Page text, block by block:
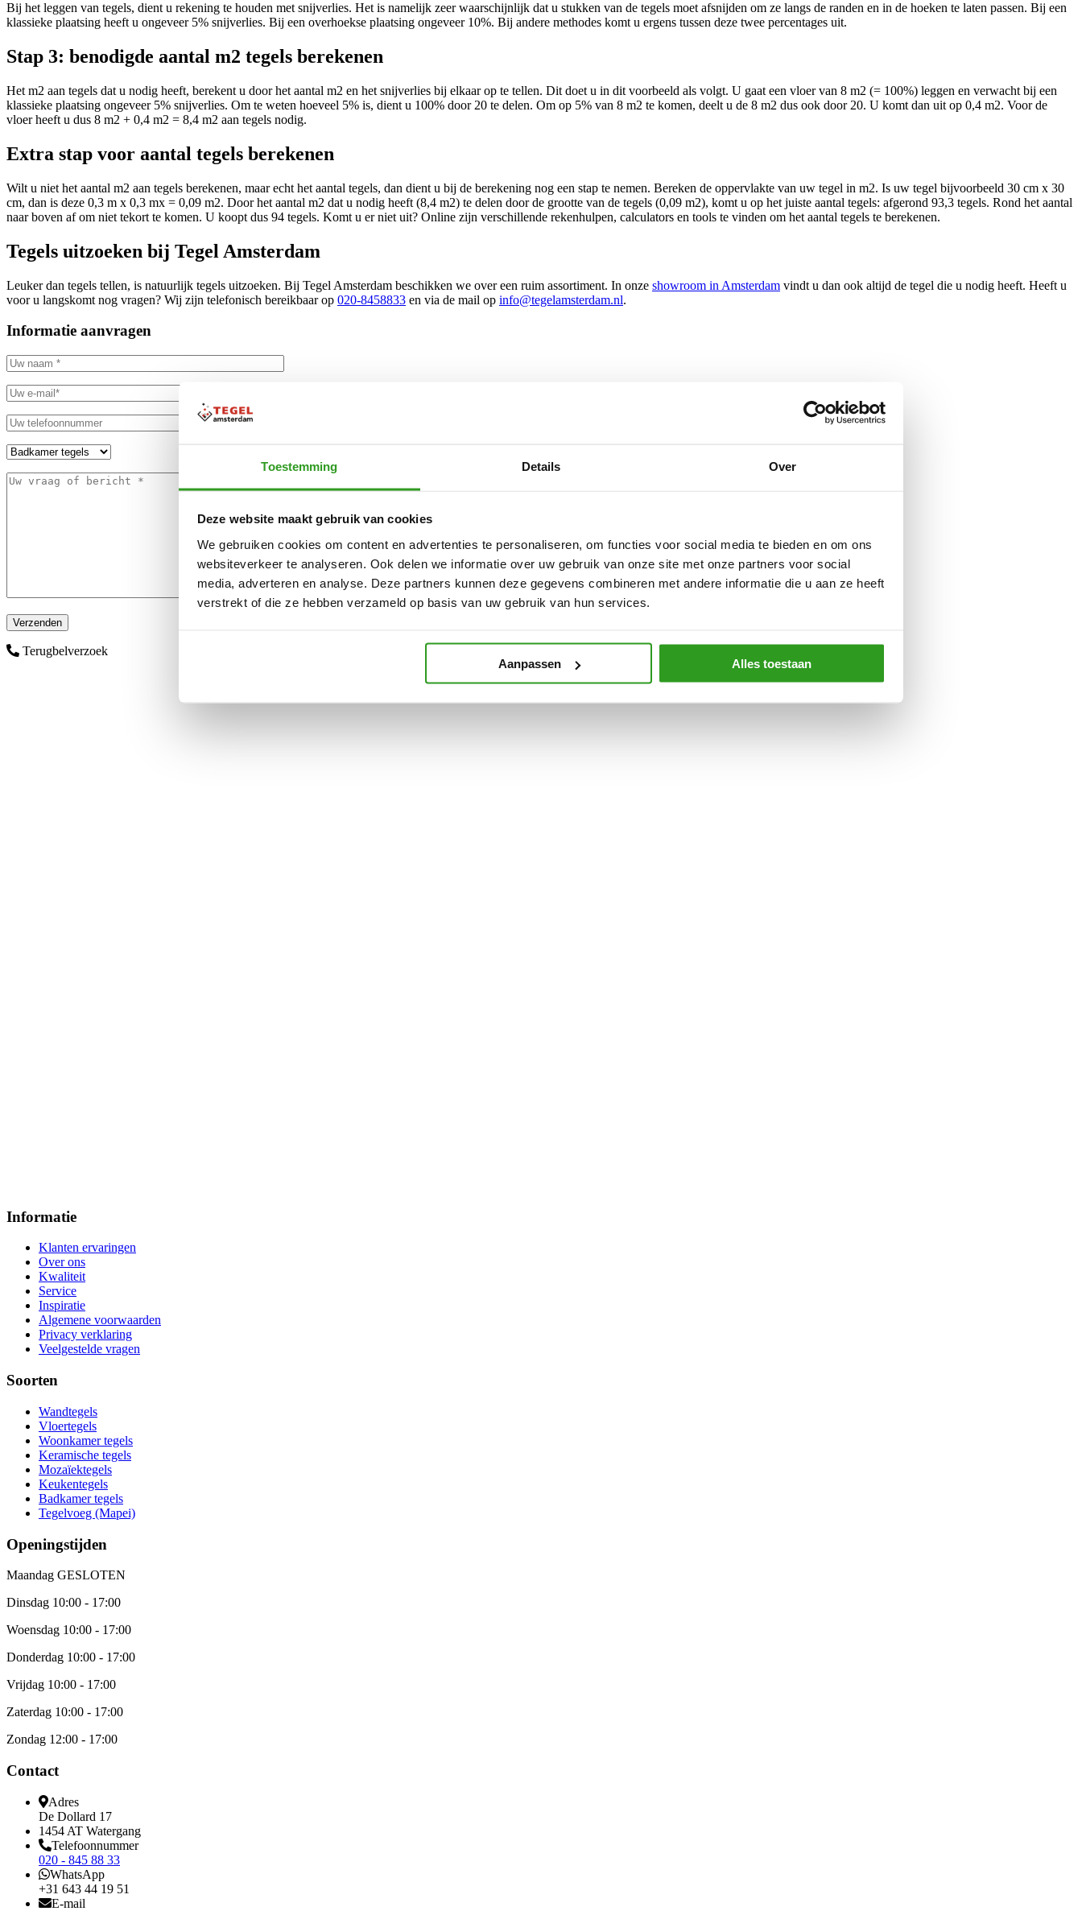
Toestemming Details Over
Deze website maakt gebruik van cookies
We gebruiken cookies om content en advertenties te personaliseren, om functies voor social media te bieden en om ons
websiteverkeer te analyseren. Ook delen we informatie over uw gebruik van onze site met onze partners voor social
media, adverteren en analyse. Deze partners kunnen deze gegevens combineren met andere informatie die u aan ze heeft
verstrekt of die ze hebben verzameld op basis van uw gebruik van hun services.
Aanpassen Alles toestaan
Bij het leggen van tegels, dient u rekening te houden met snijverlies. Het is namelijk zeer waarschijnlijk dat u stukken van de tegels moet afsnijden om ze langs de randen en in de hoeken te laten passen. Bij een
klassieke plaatsing heeft u ongeveer 5% snijverlies. Bij een overhoekse plaatsing ongeveer 10%. Bij andere methodes komt u ergens tussen deze twee percentages uit.
Stap 3: benodigde aantal m2 tegels berekenen
Het m2 aan tegels dat u nodig heeft, berekent u door het aantal m2 en het snijverlies bij elkaar op te tellen. Dit doet u in dit voorbeeld als volgt. U gaat een vloer van 8 m2 (= 100%) leggen en verwacht bij een
klassieke plaatsing ongeveer 5% snijverlies. Om te weten hoeveel 5% is, dient u 100% door 20 te delen. Om op 5% van 8 m2 te komen, deelt u de 8 m2 dus ook door 20. U komt dan uit op 0,4 m2. Voor de
vloer heeft u dus 8 m2 + 0,4 m2 = 8,4 m2 aan tegels nodig.
Extra stap voor aantal tegels berekenen
Wilt u niet het aantal m2 aan tegels berekenen, maar echt het aantal tegels, dan dient u bij de berekening nog een stap te nemen. Bereken de oppervlakte van uw tegel in m2. Is uw tegel bijvoorbeeld 30 cm x 30
cm, dan is deze 0,3 m x 0,3 mx = 0,09 m2. Door het aantal m2 dat u nodig heeft (8,4 m2) te delen door de grootte van de tegels (0,09 m2), komt u op het juiste aantal tegels: afgerond 93,3 tegels. Rond het aantal
naar boven af om niet tekort te komen. U koopt dus 94 tegels. Komt u er niet uit? Online zijn verschillende rekenhulpen, calculators en tools te vinden om het aantal tegels te berekenen.
Tegels uitzoeken bij Tegel Amsterdam
Leuker dan tegels tellen, is natuurlijk tegels uitzoeken. Bij Tegel Amsterdam beschikken we over een ruim assortiment. In onze showroom in Amsterdam vindt u dan ook altijd de tegel die u nodig heeft. Heeft u
voor u langskomt nog vragen? Wij zijn telefonisch bereikbaar op 020-8458833 en via de mail op info@tegelamsterdam.nl.
Informatie aanvragen
Terugbelverzoek
Informatie
Klanten ervaringen
Over ons
Kwaliteit
Service
Inspiratie
Algemene voorwaarden
Privacy verklaring
Veelgestelde vragen
Soorten
Wandtegels
Vloertegels
Woonkamer tegels
Keramische tegels
Mozaïektegels
Keukentegels
Badkamer tegels
Tegelvoeg (Mapei)
Openingstijden
Maandag GESLOTEN
Dinsdag 10:00 - 17:00
Woensdag 10:00 - 17:00
Donderdag 10:00 - 17:00
Vrijdag 10:00 - 17:00
Zaterdag 10:00 - 17:00
Zondag 12:00 - 17:00
Contact
Adres
De Dollard 17
1454 AT Watergang
Telefoonnummer
020 - 845 88 33
WhatsApp
+31 643 44 19 51
E-mail